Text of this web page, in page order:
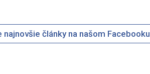
najnovšie články na našom Facebooku